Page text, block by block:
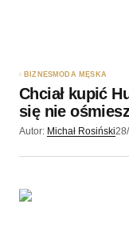
Wyślij
BIZNESMODA MĘSKA
Chciał kupić
się nie
Autor: Michał Rosiński